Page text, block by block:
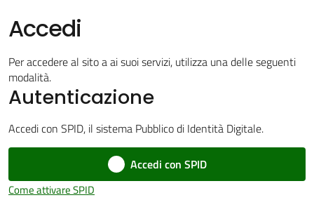
Servizi
Vivere
Mordano
PNRR
Accedi
Per accedere al sito a ai suoi servizi, utilizza una delle seguenti
modalità.
Autenticazione
Accedi con SPID, il sistema Pubblico di Identità Digitale.
Accedi con SPID
Come attivare SPID